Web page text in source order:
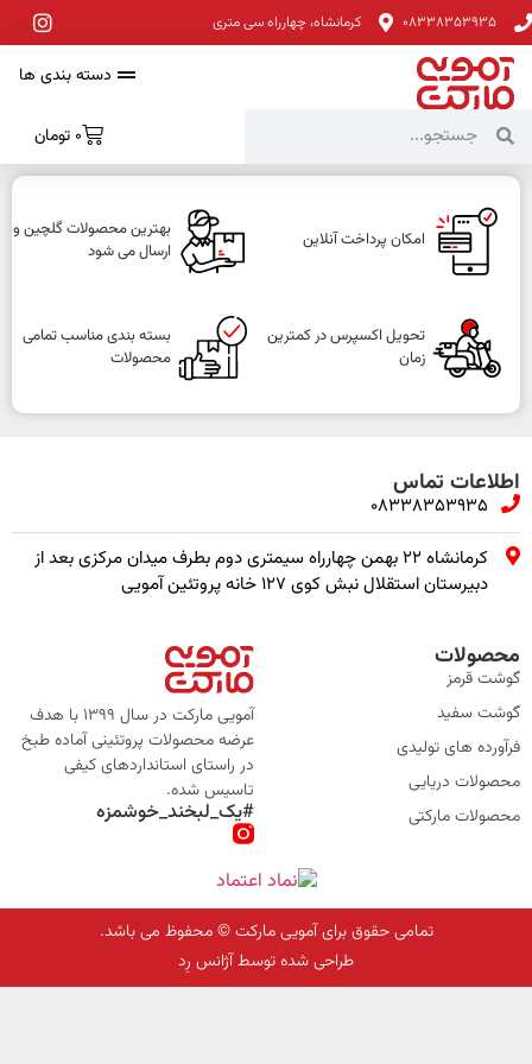
08338353935 کرمانشاه، چهارراه سی متری
دسته بندی ها
0 تومان
امکان پرداخت آنلاین
بهترین محصولات گلچین و
ارسال می شود
تحویل اکسپرس در کمترین
زمان
بسته بندی مناسب تمامی
محصولات
اطلاعات تماس
08338353935
کرمانشاه ۲۲ بهمن چهارراه سیمتری دوم بطرف میدان مرکزی بعد از
دبیرستان استقلال نبش کوی ۱۲۷ خانه پروتئین آمویی
محصولات
گوشت قرمز
گوشت سفید
فرآورده های تولیدی
محصولات دریایی
محصولات مارکتی
آمویی مارکت در سال 1399 با هدف
عرضه محصولات پروتئینی آماده طبخ
در راستای استانداردهای کیفی
تاسیس شده.
#یک_لبخند_خوشمزه
تمامی حقوق برای آمویی مارکت © محفوظ می باشد.
طراحی شده توسط آژانس رِد